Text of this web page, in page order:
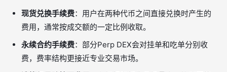
现货兑换手续费：用户在两种代币之间直接兑换时产生的
费用，通常按成交额的一定比例收取。
永续合约手续费：部分Perp DEX会对挂单和吃单分别收
费，费率结构更接近专业交易市场。